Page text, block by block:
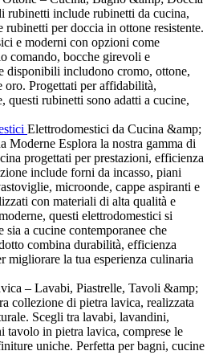
rubinetti include rubinetti da cucina,
rubinetti per doccia in ottone resistente.
e moderni con opzioni come
comando, bocche girevoli e
disponibili includono cromo, ottone,
oro. Progettati per affidabilità,
questi rubinetti sono adatti a cucine,
Elettrodomestici da Cucina &amp;
Moderne Esplora la nostra gamma di
progettati per prestazioni, efficienza
include forni da incasso, piani
microonde, cappe aspiranti e
con materiali di alta qualità e
questi elettrodomestici si
sia a cucine contemporanee che
combina durabilità, efficienza
migliorare la tua esperienza culinaria
– Lavabi, Piastrelle, Tavoli &amp;
collezione di pietra lavica, realizzata
Scegli tra lavabi, lavandini,
tavolo in pietra lavica, comprese le
uniche. Perfetta per bagni, cucine